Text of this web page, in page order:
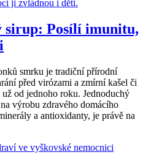
sirup: Posílí imunitu,
smrku je tradiční přírodní
před virózami a zmírní kašel či
od jednoho roku. Jednoduchý
výrobu zdravého domácího
a antioxidanty, je právě na